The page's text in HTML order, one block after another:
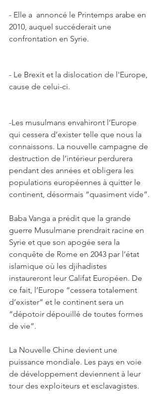
- Elle a  annoncé le Printemps arabe en
2010, auquel succéderait une
confrontation en Syrie.
- Le Brexit et la dislocation de l'Europe,
cause de celui-ci.
-Les musulmans envahiront l’Europe
qui cessera d’exister telle que nous la
connaissons. La nouvelle campagne de
destruction de l’intérieur perdurera
pendant des années et obligera les
populations européennes à quitter le
continent, désormais “quasiment vide”.
Baba Vanga a prédit que la grande
guerre Musulmane prendrait racine en
Syrie et que son apogée sera la
conquête de Rome en 2043 par l’état
islamique où les djihadistes
instaureront leur Califat Européen. De
ce fait, l’Europe “cessera totalement
d’exister” et le continent sera un
“dépotoir dépouillé de toutes formes
de vie”.
La Nouvelle Chine devient une
puissance mondiale. Les pays en voie
de développement deviennent à leur
tour des exploiteurs et esclavagistes.